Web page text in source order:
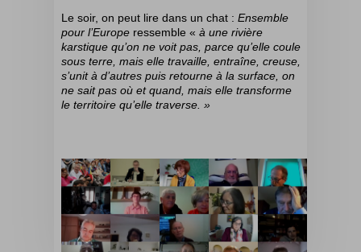
Le soir, on peut lire dans un chat :Ensemble
pour l’Europe ressemble «à une rivière
karstique qu’on ne voit pas, parce qu’elle coule
sous terre, mais elle travaille, entraîne, creuse,
s’unit à d’autres puis retourne à la surface, on
ne sait pas où et quand, mais elle transforme
le territoire qu’elle traverse. »